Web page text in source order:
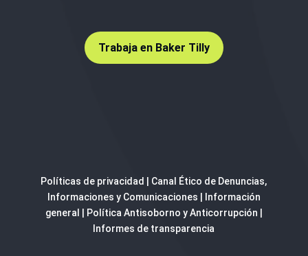
Trabaja en Baker Tilly
Políticas de privacidad
Canal Ético de Denuncias,
Informaciones y Comunicaciones
Información
general
Política Antisoborno y Anticorrupción
Informes de transparencia